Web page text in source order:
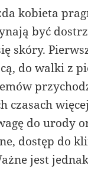
kobieta
być
skóry.
do walki z
czasach
do urody
dostęp do
jest